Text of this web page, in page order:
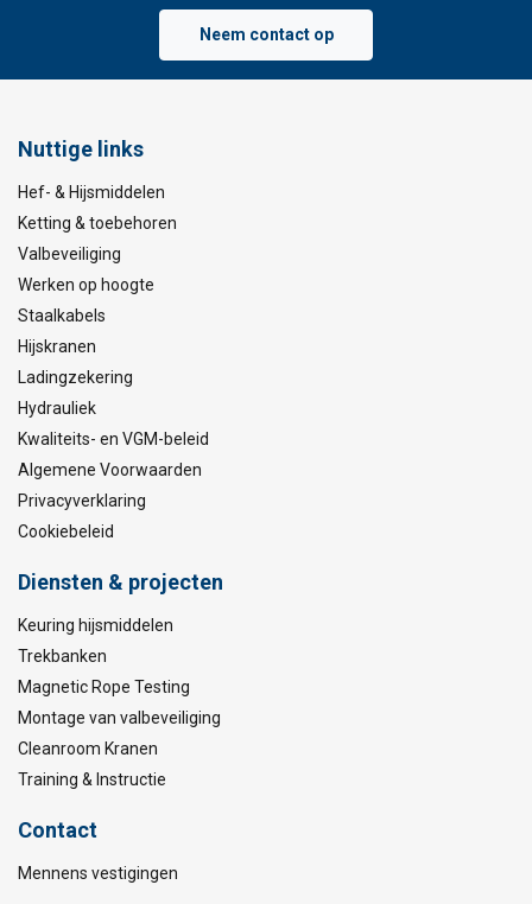
Neem contact op
Nuttige links
Hef- & Hijsmiddelen
Ketting & toebehoren
Valbeveiliging
Werken op hoogte
Staalkabels
Hijskranen
Ladingzekering
Hydrauliek
Kwaliteits- en VGM-beleid
Algemene Voorwaarden
Privacyverklaring
Cookiebeleid
Diensten & projecten
Keuring hijsmiddelen
Trekbanken
Magnetic Rope Testing
Montage van valbeveiliging
Cleanroom Kranen
Training & Instructie
Contact
Mennens vestigingen